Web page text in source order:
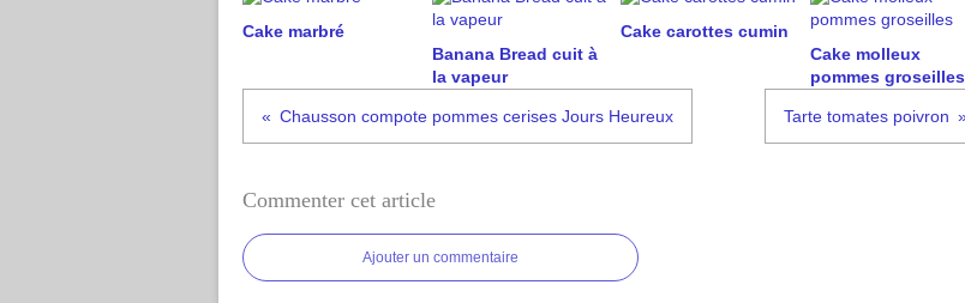
Cake marbré
Banana Bread cuit à
la vapeur
Cake carottes cumin
Cake molleux
pommes groseilles
Chausson compote pommes cerises Jours Heureux Tarte tomates poivron
Commenter cet article
Ajouter un commentaire